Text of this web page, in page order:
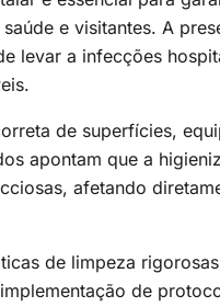
e visitantes. A
levar a infecções
de superfícies,
apontam que a
afetando
de limpeza
de